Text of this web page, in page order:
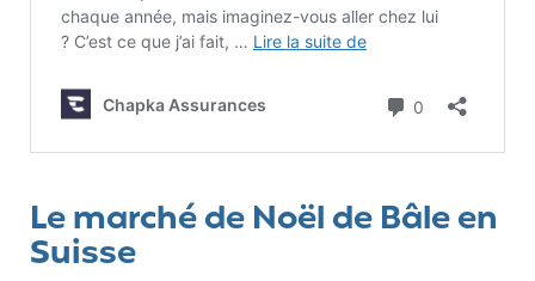
Le marché de Noël de Bâle en
Suisse